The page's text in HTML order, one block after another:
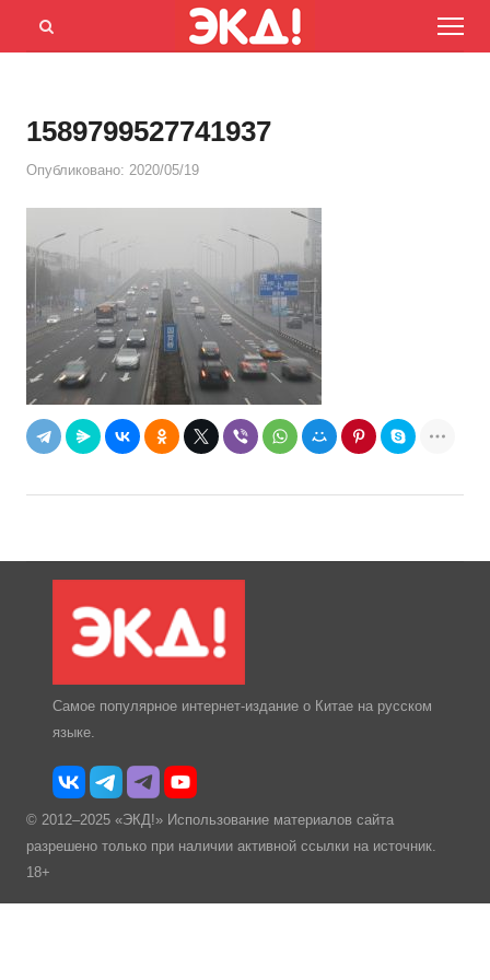
Menu
Открыть
1589799527741937
Опубликовано: 2020/05/19
Самое популярное интернет-издание о Китае на русском
языке.
© 2012–2025 «ЭКД!» Использование материалов сайта
разрешено только при наличии активной ссылки на источник.
18+